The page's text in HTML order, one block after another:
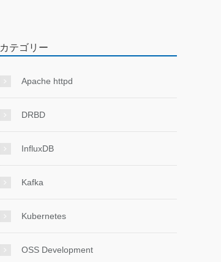
カテゴリー
Apache httpd
DRBD
InfluxDB
Kafka
Kubernetes
OSS Development